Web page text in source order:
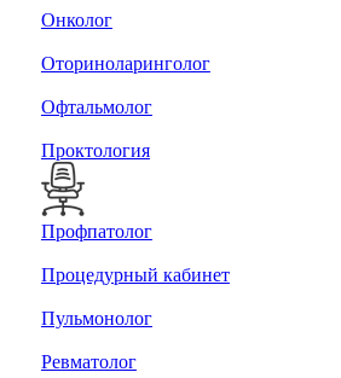
Онколог
Оториноларинголог
Офтальмолог
Проктология
Профпатолог
Процедурный кабинет
Пульмонолог
Ревматолог